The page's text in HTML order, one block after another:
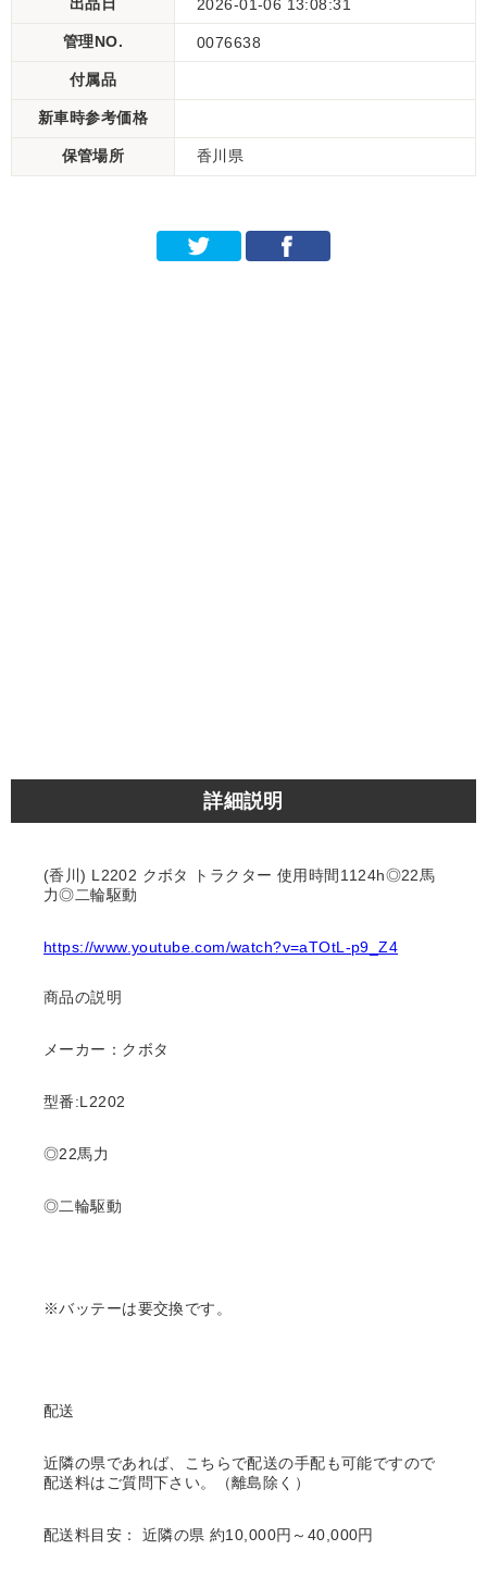
2026-01-06 13:08:31
管理NO. 0076638
付属品
新車時参考価格
保管場所 香川県
詳細説明
(香川) L2202 クボタ トラクター 使用時間1124h◎22馬
力◎二輪駆動
https://www.youtube.com/watch?v=aTOtL-p9_Z4
商品の説明
メーカー：クボタ
型番:L2202
◎22馬力
◎二輪駆動
※バッテーは要交換です。
配送
近隣の県であれば、こちらで配送の手配も可能ですので
配送料はご質問下さい。（離島除く）
配送料目安： 近隣の県 約10,000円～40,000円